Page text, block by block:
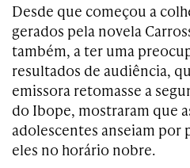
Desde que começou a
gerados pela novela
também, a ter uma
resultados de audiência,
emissora retomasse a
do Ibope, mostraram que
adolescentes anseiam por
eles no horário nobre.